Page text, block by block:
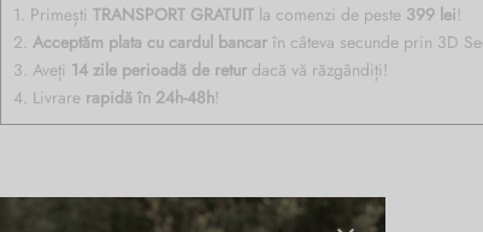
1. Primești TRANSPORT GRATUIT la comenzi de peste 399 lei!
2. Acceptăm plata cu cardul bancar în câteva secunde prin 3D
3. Aveți 14 zile perioadă de retur dacă vă răzgândiți!
4. Livrare rapidă în 24h-48h!